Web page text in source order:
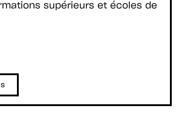
supérieurs et écoles de